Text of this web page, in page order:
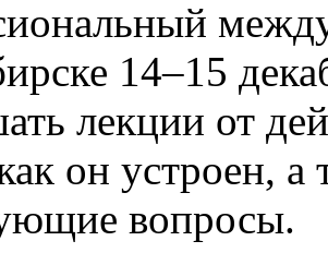
14–15
лекции от
он устроен, а
вопросы.